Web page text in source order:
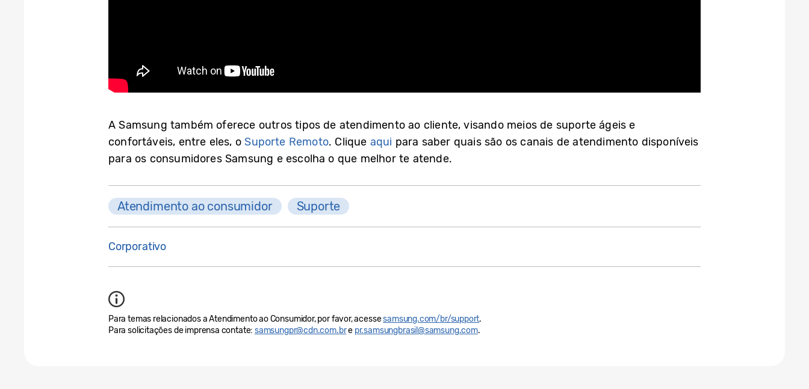
A Samsung também oferece outros tipos de atendimento ao cliente, visando meios de suporte ágeis e
confortáveis, entre eles, o Suporte Remoto. Clique aqui para saber quais são os canais de atendimento disponíveis
para os consumidores Samsung e escolha o que melhor te atende.
Atendimento ao consumidor Suporte
Corporativo
Para temas relacionados a Atendimento ao Consumidor, por favor, acessesamsung.com/br/support.
Para solicitações de imprensa contate: samsungpr@cdn.com.bre pr.samsungbrasil@samsung.com.